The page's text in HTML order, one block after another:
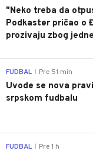
"Neko treba da
Podkaster pričao o
prozivaju zbog
FUDBAL Pre 51 min
Uvode se nova
srpskom fudbalu
FUDBAL Pre 1 h